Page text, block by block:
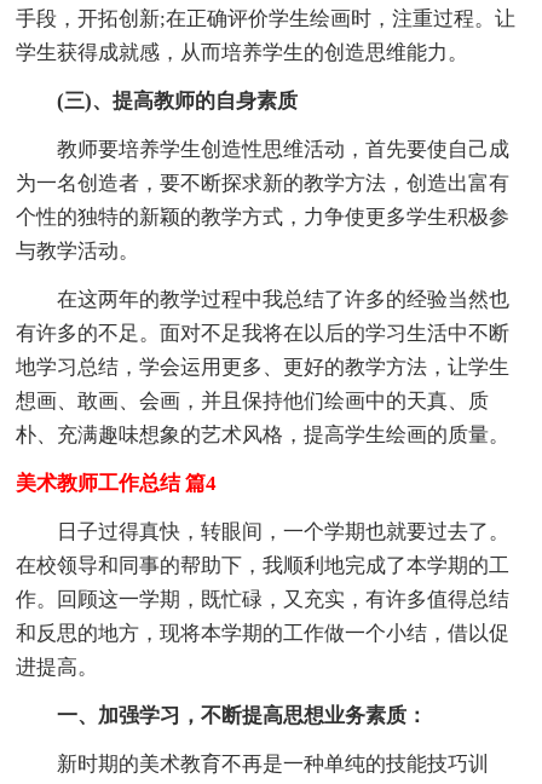
手段，开拓创新;在正确评价学生绘画时，注重过程。让
学生获得成就感，从而培养学生的创造思维能力。
(三)、提高教师的自身素质
教师要培养学生创造性思维活动，首先要使自己成
为一名创造者，要不断探求新的教学方法，创造出富有
个性的独特的新颖的教学方式，力争使更多学生积极参
与教学活动。
在这两年的教学过程中我总结了许多的经验当然也
有许多的不足。面对不足我将在以后的学习生活中不断
地学习总结，学会运用更多、更好的教学方法，让学生
想画、敢画、会画，并且保持他们绘画中的天真、质
朴、充满趣味想象的艺术风格，提高学生绘画的质量。
美术教师工作总结 篇4
日子过得真快，转眼间，一个学期也就要过去了。
在校领导和同事的帮助下，我顺利地完成了本学期的工
作。回顾这一学期，既忙碌，又充实，有许多值得总结
和反思的地方，现将本学期的工作做一个小结，借以促
进提高。
一、加强学习，不断提高思想业务素质：
新时期的美术教育不再是一种单纯的技能技巧训